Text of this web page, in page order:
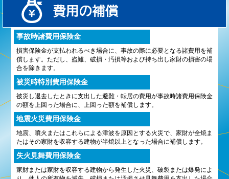
事故時諸費用保険金
損害保険金が支払われるべき場合に、事故の際に必要となる諸費用を補
償します。ただし、盗難、破損・汚損等および持ち出し家財の損害の場
合を除きます。
被災時特別費用保険金
被災し退去したときに支出した避難・転居の費用が事故時諸費用保険金
の額を上回った場合に、上回った額を補償します。
地震火災費用保険金
地震、噴火またはこれらによる津波を原因とする火災で、家財が全焼ま
たはその家財を収容する建物が半焼以上となった場合に補償します。
失火見舞費用保険金
家財または家財を収容する建物から発生した火災、破裂または爆発によ